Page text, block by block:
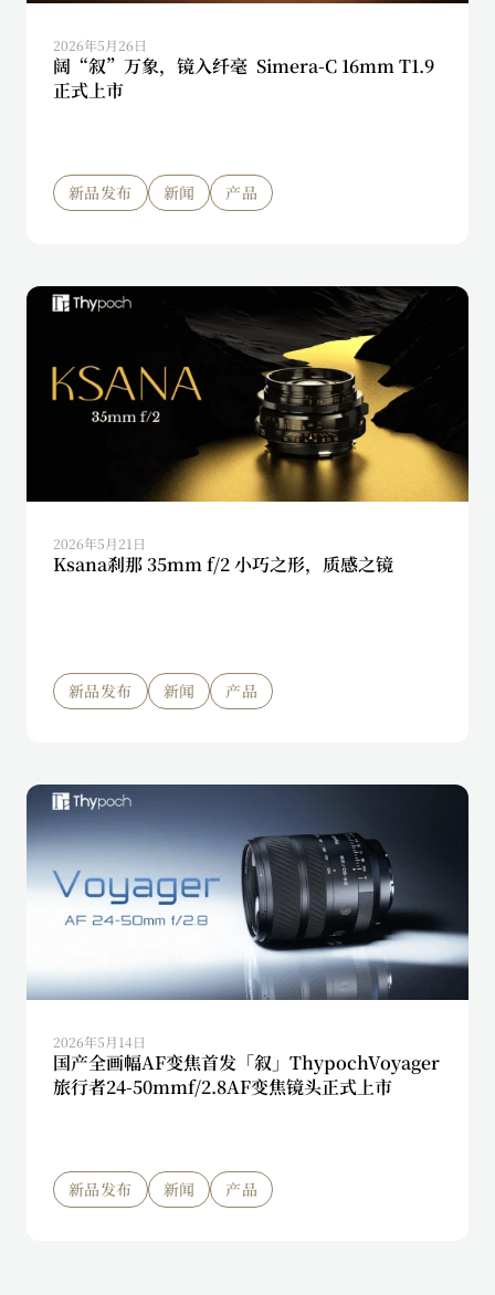
2026年5月26日
阔“叙”万象，镜入纤毫 Simera-C 16mm T1.9
正式上市
新品发布 新闻 产品
2026年5月21日
Ksana刹那 35mm f/2 小巧之形，质感之镜
新品发布 新闻 产品
2026年5月14日
国产全画幅AF变焦首发「叙」ThypochVoyager
旅行者24-50mmf/2.8AF变焦镜头正式上市
新品发布 新闻 产品